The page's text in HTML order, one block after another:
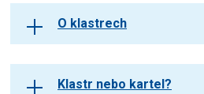
O klastrech
Klastr nebo kartel?